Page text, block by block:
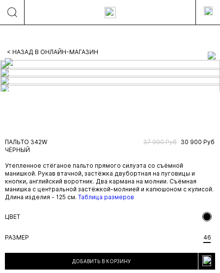
< НАЗАД В ОНЛАЙН-МАГАЗИН
ПАЛЬТО 342W
ЧЁРНЫЙ
37 900 Руб 30 900 Руб
Утепленное стёганое пальто прямого силуэта со съёмной
манишкой. Рукав втачной, застёжка двубортная на пуговицы и
кнопки, английский воротник. Два кармана на молнии. Съёмная
манишка с центральной застёжкой-молнией и капюшоном с кулисой.
Длина изделия - 125 см. Таблица размеров
ЦВЕТ
РАЗМЕР 46
ДОБАВИТЬ В КОРЗИНУ